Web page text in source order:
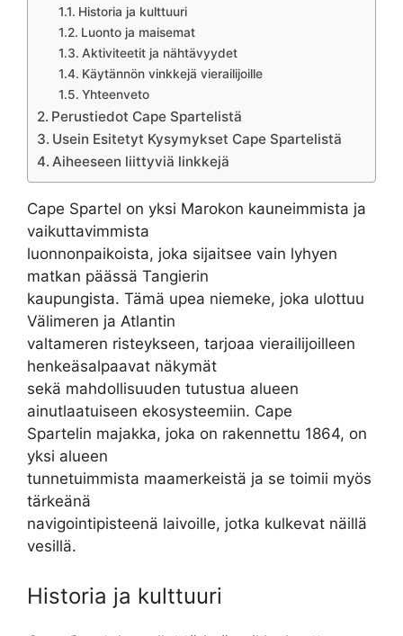
Historia ja kulttuuri
Luonto ja maisemat
Aktiviteetit ja nähtävyydet
Käytännön vinkkejä vierailijoille
Yhteenveto
Perustiedot Cape Spartelistä
Usein Esitetyt Kysymykset Cape Spartelistä
Aiheeseen liittyviä linkkejä
Cape Spartel on yksi Marokon kauneimmista ja
vaikuttavimmista
luonnonpaikoista, joka sijaitsee vain lyhyen
matkan päässä Tangierin
kaupungista. Tämä upea niemeke, joka ulottuu
Välimeren ja Atlantin
valtameren risteykseen, tarjoaa vierailijoilleen
henkeäsalpaavat näkymät
sekä mahdollisuuden tutustua alueen
ainutlaatuiseen ekosysteemiin. Cape
Spartelin majakka, joka on rakennettu 1864, on
yksi alueen
tunnetuimmista maamerkeistä ja se toimii myös
tärkeänä
navigointipisteenä laivoille, jotka kulkevat näillä
vesillä.
Historia ja kulttuuri